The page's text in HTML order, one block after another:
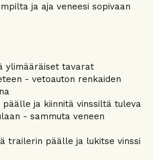
ja aja veneesi sopivaan
ylimääräiset tavarat
- vetoauton renkaiden
ja kiinnitä vinssiltä tuleva
- sammuta veneen
trailerin päälle ja lukitse vinssi